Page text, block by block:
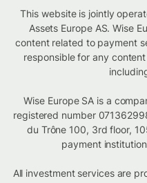
This website is jointly
Assets Europe AS. Wise
content related to payment
responsible for any
Wise Europe SA is a
registered number
du Trône 100, 3rd floor,
payment
All investment services are